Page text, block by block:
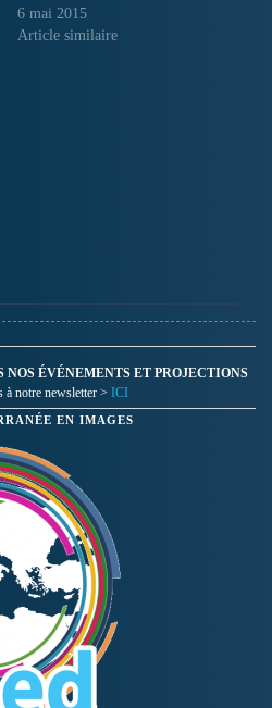
ans chez des familles qui les
emploient. Doulika Perrera a
6 mai 2015
Article similaire
NOS ÉVÉNEMENTS ET PROJECTIONS
à notre newsletter > ICI
EN IMAGES